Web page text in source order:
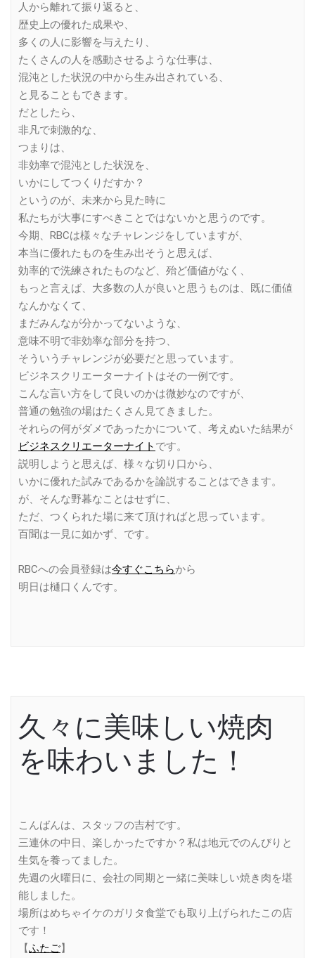
人から離れて振り返ると、
歴史上の優れた成果や、
多くの人に影響を与えたり、
たくさんの人を感動させるような仕事は、
混沌とした状況の中から生み出されている、
と見ることもできます。
だとしたら、
非凡で刺激的な、
つまりは、
非効率で混沌とした状況を、
いかにしてつくりだすか？
というのが、未来から見た時に
私たちが大事にすべきことではないかと思うのです。
今期、RBCは様々なチャレンジをしていますが、
本当に優れたものを生み出そうと思えば、
効率的で洗練されたものなど、殆ど価値がなく、
もっと言えば、大多数の人が良いと思うものは、既に価値
なんかなくて、
まだみんなが分かってないような、
意味不明で非効率な部分を持つ、
そういうチャレンジが必要だと思っています。
ビジネスクリエーターナイトはその一例です。
こんな言い方をして良いのかは微妙なのですが、
普通の勉強の場はたくさん見てきました。
それらの何がダメであったかについて、考えぬいた結果が
ビジネスクリエーターナイト です。
説明しようと思えば、様々な切り口から、
いかに優れた試みであるかを論説することはできます。
が、そんな野暮なことはせずに、
ただ、つくられた場に来て頂ければと思っています。
百聞は一見に如かず、です。
RBCへの会員登録は今すぐこちらから
明日は樋口くんです。
久々に美味しい焼肉
を味わいました！
こんばんは、スタッフの吉村です。
三連休の中日、楽しかったですか？私は地元でのんびりと
生気を養ってました。
先週の火曜日に、会社の同期と一緒に美味しい焼き肉を堪
能しました。
場所はめちゃイケのガリタ食堂でも取り上げられたこの店
です！
【ふたご】